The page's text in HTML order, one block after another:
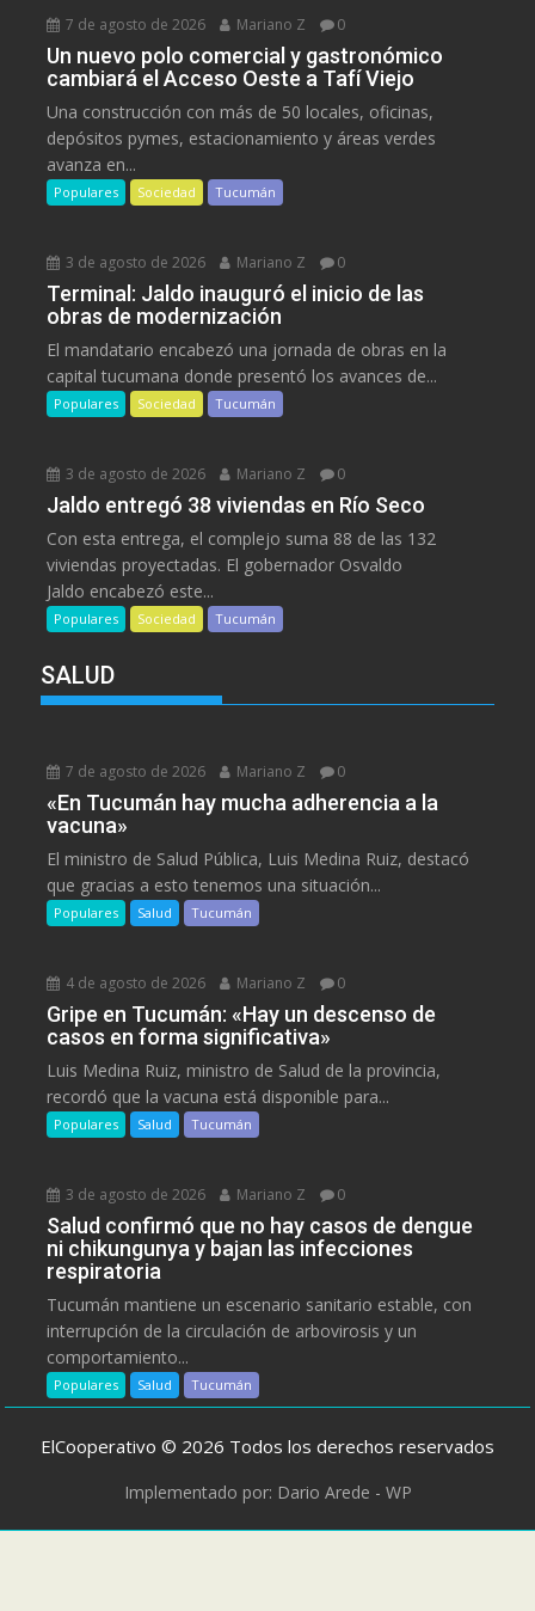
7 de agosto de 2026 Mariano Z 0
Un nuevo polo comercial y gastronómico
cambiará el Acceso Oeste a Tafí Viejo
Una construcción con más de 50 locales, oficinas,
depósitos pymes, estacionamiento y áreas verdes
avanza en...
Populares Sociedad Tucumán
3 de agosto de 2026 Mariano Z 0
Terminal: Jaldo inauguró el inicio de las
obras de modernización
El mandatario encabezó una jornada de obras en la
capital tucumana donde presentó los avances de...
Populares Sociedad Tucumán
3 de agosto de 2026 Mariano Z 0
Jaldo entregó 38 viviendas en Río Seco
Con esta entrega, el complejo suma 88 de las 132
viviendas proyectadas. El gobernador Osvaldo
Jaldo encabezó este...
Populares Sociedad Tucumán
SALUD
7 de agosto de 2026 Mariano Z 0
«En Tucumán hay mucha adherencia a la
vacuna»
El ministro de Salud Pública, Luis Medina Ruiz, destacó
que gracias a esto tenemos una situación...
Populares Salud Tucumán
4 de agosto de 2026 Mariano Z 0
Gripe en Tucumán: «Hay un descenso de
casos en forma significativa»
Luis Medina Ruiz, ministro de Salud de la provincia,
recordó que la vacuna está disponible para...
Populares Salud Tucumán
3 de agosto de 2026 Mariano Z 0
Salud confirmó que no hay casos de dengue
ni chikungunya y bajan las infecciones
respiratoria
Tucumán mantiene un escenario sanitario estable, con
interrupción de la circulación de arbovirosis y un
comportamiento...
Populares Salud Tucumán
ElCooperativo © 2026 Todos los derechos reservados